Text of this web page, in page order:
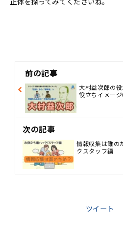
前の記事
大村益次郎の
役立ちイメー
次の記事
情報収集は誰の
クスタッフ編
ツイート